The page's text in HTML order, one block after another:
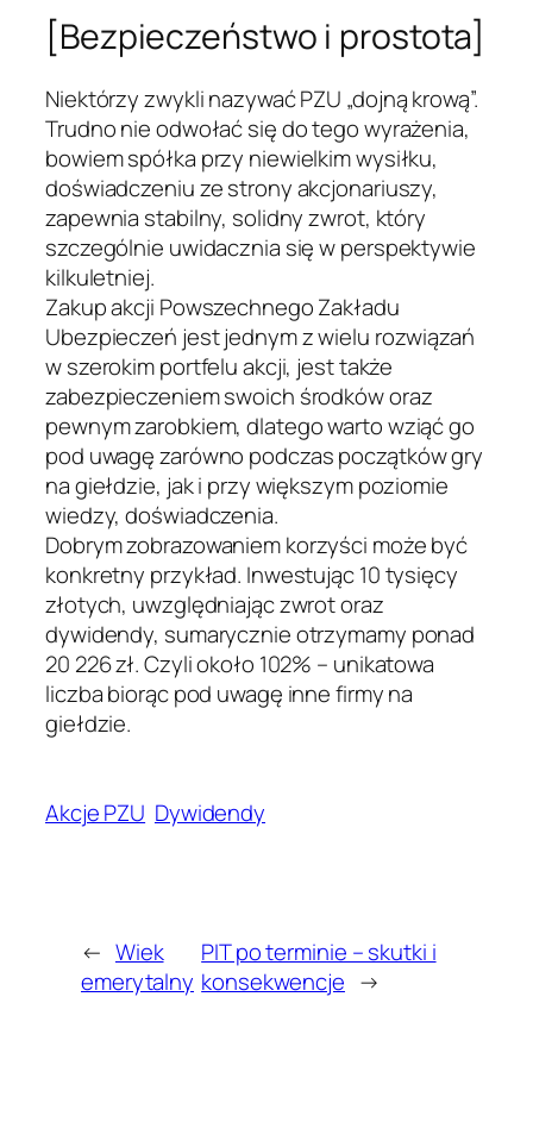
[Bezpieczeństwo i prostota]
Niektórzy zwykli nazywać PZU „dojną krową”.
Trudno nie odwołać się do tego wyrażenia,
bowiem spółka przy niewielkim wysiłku,
doświadczeniu ze strony akcjonariuszy,
zapewnia stabilny, solidny zwrot, który
szczególnie uwidacznia się w perspektywie
kilkuletniej.
Zakup akcji Powszechnego Zakładu
Ubezpieczeń jest jednym z wielu rozwiązań
w szerokim portfelu akcji, jest także
zabezpieczeniem swoich środków oraz
pewnym zarobkiem, dlatego warto wziąć go
pod uwagę zarówno podczas początków gry
na giełdzie, jak i przy większym poziomie
wiedzy, doświadczenia.
Dobrym zobrazowaniem korzyści może być
konkretny przykład. Inwestując 10 tysięcy
złotych, uwzględniając zwrot oraz
dywidendy, sumarycznie otrzymamy ponad
20 226 zł. Czyli około 102% – unikatowa
liczba biorąc pod uwagę inne firmy na
giełdzie.
Akcje PZU Dywidendy
← Wiek
emerytalny
PIT po terminie – skutki i
konsekwencje →